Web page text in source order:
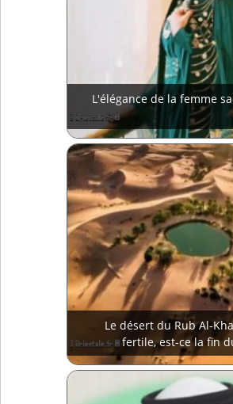
L'élégance de la femme
Le désert du Rub Al-
fertile, est-ce la fin